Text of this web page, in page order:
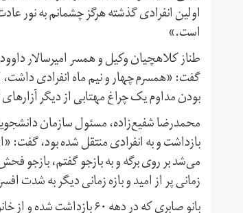
اولین انفرادی گذشته هرگز چشمانم به نور
است.»
طناز کلاهچیان وکیل و همسر امیرسالار
گفت: «همسرم چهار و نیم ماه انفرادی
بودن مداوم یک چراغ مهتابی از دیگر
بازداشت و به انفرادی منتقل شده بود، گفت:
می‌شد بر روی برگه و به بازجو گفتم، بازجو
زمانی پر از امید و بازه زمانی دیگر به